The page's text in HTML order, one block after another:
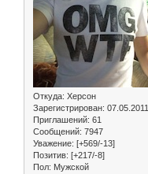
Откуда: Херсон
Зарегистрирован: 07.05.2011
Приглашений: 61
Сообщений: 7947
Уважение: [+569/-13]
Позитив: [+217/-8]
Пол: Мужской